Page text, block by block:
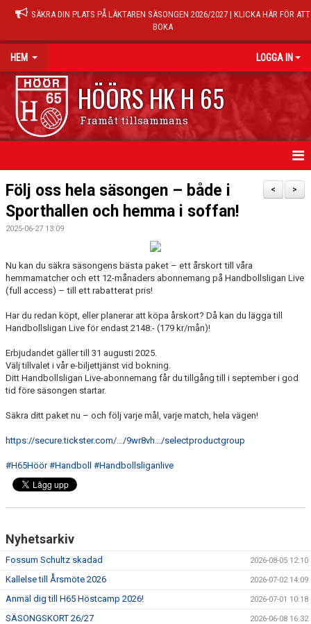
SÄKRA DIN PLATS PÅ LÄKTAREN SÄSONGEN 2026/2027 | KLICKA HÄR FÖR ATT
BOKA
HEM LOGGA IN
HÖÖRS HK H 65
Framåt tillsammans
HEM
NYHETER
MEDLEMSAVGIFTER 2026/2027
USM
HANDBOLLSAKADEMIN
JL FYSIOCENTER
>
<
Följ oss hela säsongen – både i
Sporthallen och hemma i soffan!
2025-06-27 13:09
Nu kan du säkra säsongens bästa paket – ett årskort till våra
hemmamatcher och ett 12-månaders abonnemang på Handbollsligan Live
(full access) – till ett rabatterat pris!
Har du redan köpt, eller planerar att köpa årskort? Då kan du lägga till
Handbollsligan Live för endast 2148:- (179 kr/mån)!
Erbjudandet gäller till 31 augusti 2025.
Välj tillvalet i vår e-biljettjänst vid bokning.
Ditt Handbollsligan Live-abonnemang får du tillgång till i september i god
tid före säsongen startar.
Säkra ditt paket nu – och följ varje mål, varje match, hela vägen!
https://secure.tickster.com/.../9wr8vh.../selectproductgroup
#H65Höör #Handboll #Handbollsliganlive
Nyhetsarkiv
Fossum Schultz skadad 2026-08-05 12:10
Kallelse till Årsmöte 2026 2026-07-02 14:09
Anmäl dig till H65 Höstcamp 2026! 2026-07-01 10:18
SÄSONGSKORT 26/27 2026-06-08 16:32